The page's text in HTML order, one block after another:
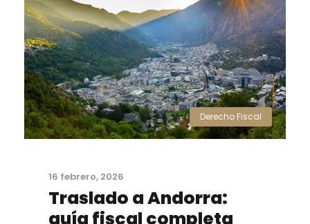
Derecho Fiscal
16 febrero, 2026
Traslado a Andorra:
guía fiscal completa